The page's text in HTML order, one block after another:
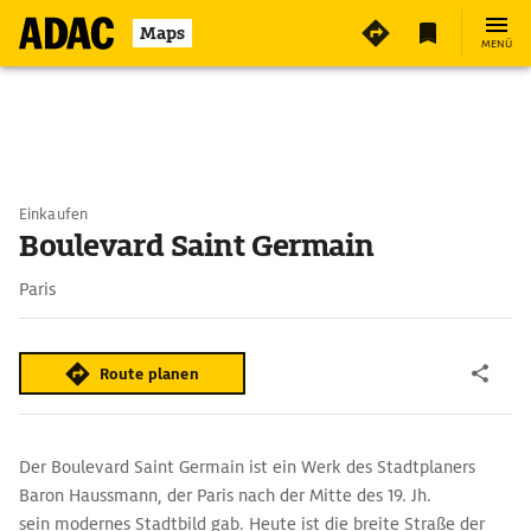
Maps MENÜ
Einkaufen
Boulevard Saint Germain
Paris
Route planen
Der Boulevard Saint Germain ist ein Werk des Stadtplaners
Baron Haussmann, der Paris nach der Mitte des 19. Jh.
sein modernes Stadtbild gab. Heute ist die breite Straße der